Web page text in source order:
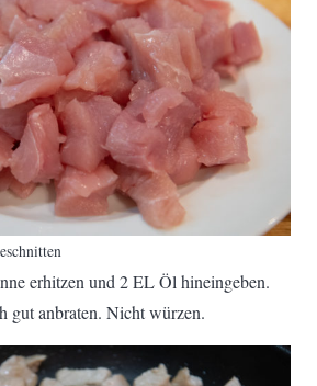
erhitzen und 2 EL Öl hineingeben.
gut anbraten. Nicht würzen.